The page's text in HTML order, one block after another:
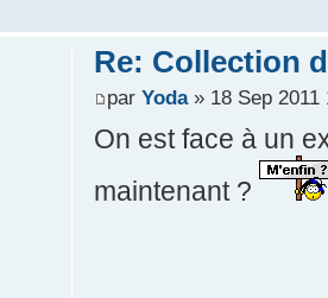
Re: Collection
par Yoda» 18 Sep 2011
On est face à un
maintenant ?